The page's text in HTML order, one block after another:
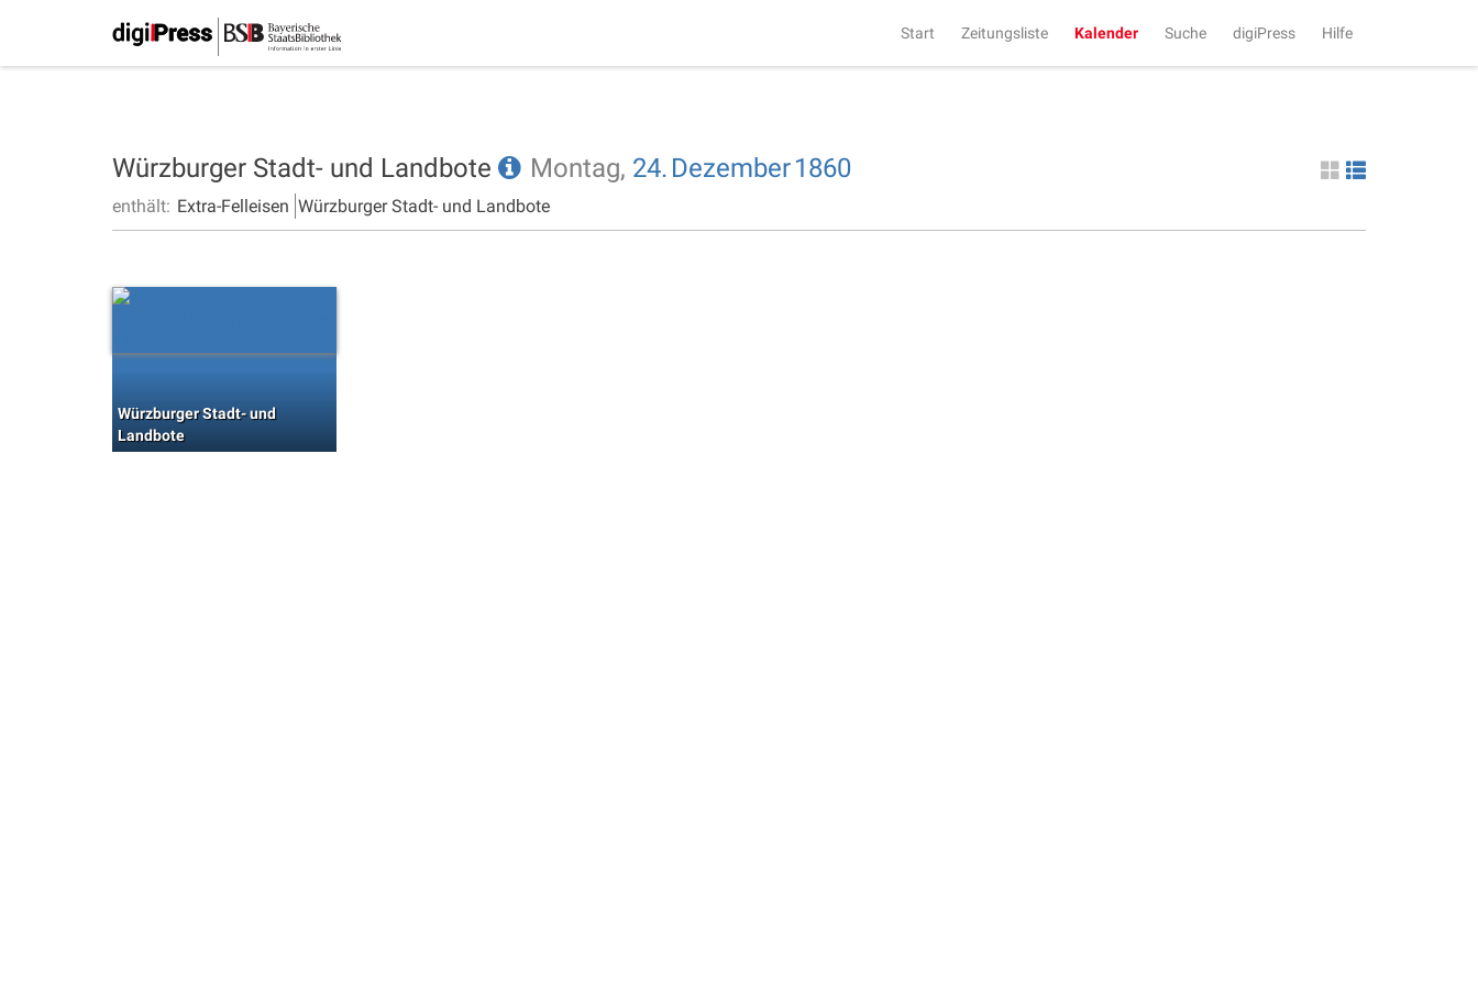
Start Zeitungsliste Kalender Suche digiPress Hilfe
Würzburger Stadt- und Landbote Montag, 24. Dezember1860
enthält: Extra-Felleisen Würzburger Stadt- und Landbote
Würzburger Stadt- und
Landbote